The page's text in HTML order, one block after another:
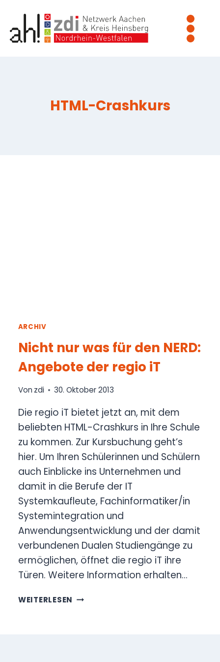
springen
HTML-Crashkurs
ARCHIV
Nicht nur was für den NERD:
Angebote der regio iT
Von zdi 30. Oktober 2013
Die regio iT bietet jetzt an, mit dem
beliebten HTML-Crashkurs in Ihre Schule
zu kommen. Zur Kursbuchung geht’s
hier. Um Ihren Schülerinnen und Schülern
auch Einblicke ins Unternehmen und
damit in die Berufe der IT
Systemkaufleute, Fachinformatiker/in
Systemintegration und
Anwendungsentwicklung und der damit
verbundenen Dualen Studiengänge zu
ermöglichen, öffnet die regio iT ihre
Türen. Weitere Information erhalten…
WEITERLESEN NICHT